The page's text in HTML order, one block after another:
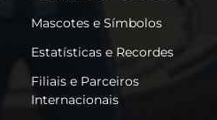
Mascotes e Símbolos
Estatísticas e Recordes
Filiais e Parceiros
Internacionais